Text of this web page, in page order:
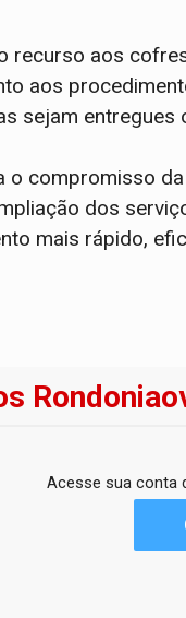
recurso aos
aos
sejam
o compromisso
dos
mais rápido,
Acesse sua conta